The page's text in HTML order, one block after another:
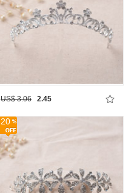
US$ 3.06 2.45
20